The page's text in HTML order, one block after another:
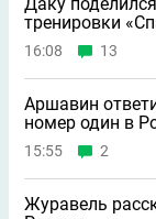
тренировки
16:08 13
Аршавин
номер один в
15:55 2
Журавель